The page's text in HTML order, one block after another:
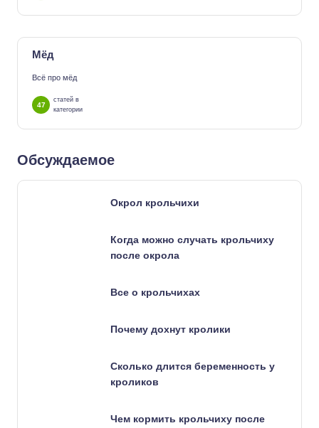
Мёд
Всё про мёд
47
статей в
категории
Обсуждаемое
Окрол крольчихи
Когда можно случать крольчиху
после окрола
Все о крольчихах
Почему дохнут кролики
Сколько длится беременность у
кроликов
Чем кормить крольчиху после